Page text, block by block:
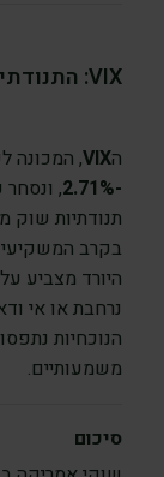
VIX: התנודתיות נשארת נמוכה
הVIX, המכונה
-2.71%
,
תנודתיות שוק
היורד מצביע
נרחבת או אי
הנוכחיות
משמעותיים.
סיכום